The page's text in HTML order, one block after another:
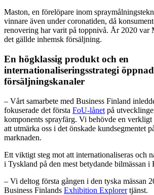
Maston, en förelöpare inom
vinnare även under coronatiden, då
renovering har varit på toppnivå. År 2020 var
det gällde inhemsk försäljning.
En högklassig produkt och en
internationaliseringsstrategi
försäljningskanaler
– Vårt samarbete med Business Finland
fokuserade det första FoU-lånet på
komponents sprayfärg. Vi behövde en
att utmärka oss i det önskade kundsegmentet
marknaden.
Ett viktigt steg mot att internationaliseras och
i Tyskland på den mest betydande bilmässan i
– Vi deltog första gången i den tyska mässan
Business Finlands Exhibition Explorertjänst.